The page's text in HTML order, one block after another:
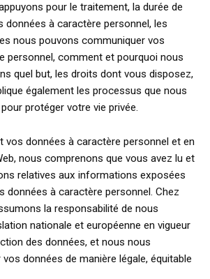
pour le traitement, la durée de
données à caractère personnel, les
nous pouvons communiquer vos
personnel, comment et pourquoi nous
quel but, les droits dont vous disposez,
également les processus que nous
protéger votre vie privée.
vos données à caractère personnel et en
nous comprenons que vous avez lu et
relatives aux informations exposées
données à caractère personnel. Chez
la responsabilité de nous
nationale et européenne en vigueur
des données, et nous nous
données de manière légale, équitable